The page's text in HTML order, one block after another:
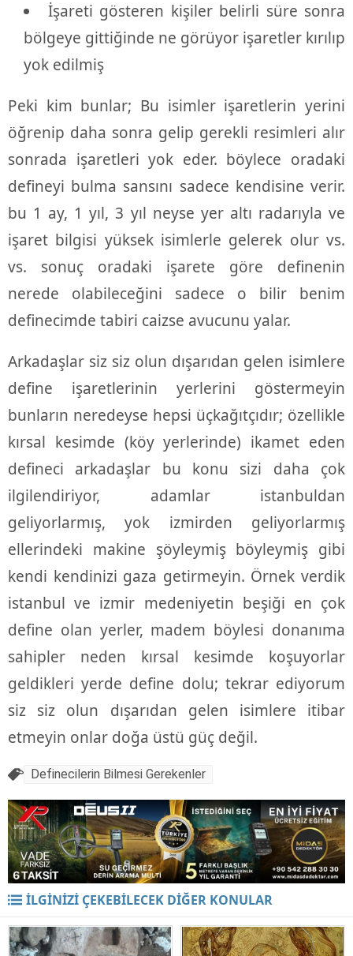
İşareti gösteren kişiler belirli süre sonra
bölgeye gittiğinde ne görüyor işaretler kırılıp
yok edilmiş
Peki kim bunlar; Bu isimler işaretlerin yerini
öğrenip daha sonra gelip gerekli resimleri alır
sonrada işaretleri yok eder. böylece oradaki
defineyi bulma sansını sadece kendisine verir.
bu 1 ay, 1 yıl, 3 yıl neyse yer altı radarıyla ve
işaret bilgisi yüksek isimlerle gelerek olur vs.
vs. sonuç oradaki işarete göre definenin
nerede olabileceğini sadece o bilir benim
definecimde tabiri caizse avucunu yalar.
Arkadaşlar siz siz olun dışarıdan gelen isimlere
define işaretlerinin yerlerini göstermeyin
bunların neredeyse hepsi üçkağıtçıdır; özellikle
kırsal kesimde (köy yerlerinde) ikamet eden
defineci arkadaşlar bu konu sizi daha çok
ilgilendiriyor, adamlar istanbuldan
geliyorlarmış, yok izmirden geliyorlarmış
ellerindeki makine şöyleymiş böyleymiş gibi
kendi kendinizi gaza getirmeyin. Örnek verdik
istanbul ve izmir medeniyetin beşiği en çok
define olan yerler, madem böylesi donanıma
sahipler neden kırsal kesimde koşuyorlar
geldikleri yerde define dolu; tekrar ediyorum
siz siz olun dışarıdan gelen isimlere itibar
etmeyin onlar doğa üstü güç değil.
Definecilerin Bilmesi Gerekenler
İLGİNİZİ ÇEKEBİLECEK DİĞER KONULAR